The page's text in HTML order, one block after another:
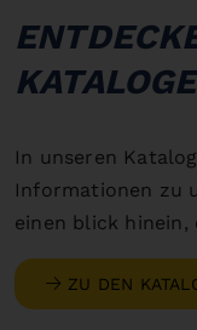
KATALOGE
In unseren
Informationen zu
einen blick hinein,
ZU DEN